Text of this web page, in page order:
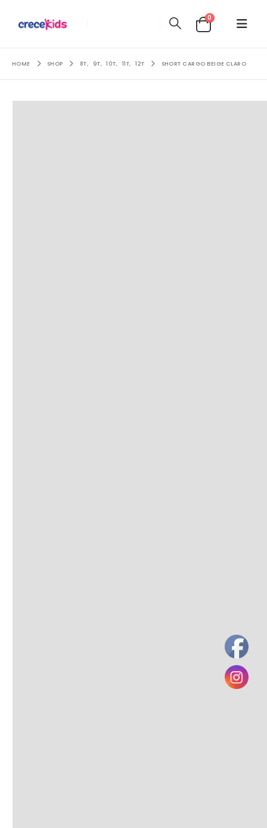
0
HOME SHOP 8T, 9T, 10T, 11T, 12T SHORT CARGO BEIGE CLARO